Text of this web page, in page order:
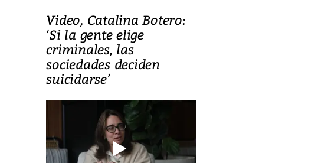
Video, Catalina Botero:
‘Si la gente elige
criminales, las
sociedades deciden
suicidarse’